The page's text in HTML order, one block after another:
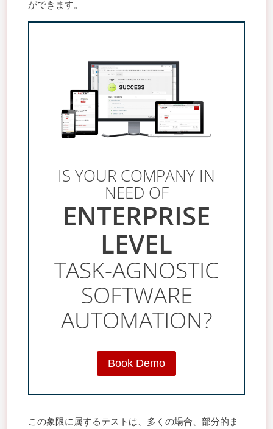
ができます。
IS YOUR COMPANY IN
NEED OF
ENTERPRISE
LEVEL
TASK-AGNOSTIC
SOFTWARE
AUTOMATION?
Book Demo
この象限に属するテストは、多くの場合、部分的ま